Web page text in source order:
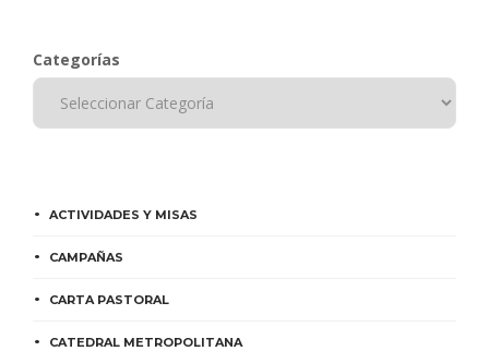
Categorías
ACTIVIDADES Y MISAS
CAMPAÑAS
CARTA PASTORAL
CATEDRAL METROPOLITANA